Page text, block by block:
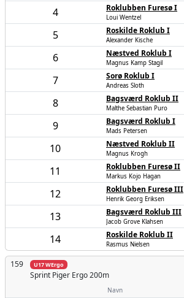
4 Roklubben Furesø I
Loui Wentzel
5 Roskilde Roklub I
Alexander Kische
6 Næstved Roklub I
Magnus Kamp Stagil
7 Sorø Roklub I
Andreas Sloth
8 Bagsværd Roklub II
Malthe Sebastian Puro
9 Bagsværd Roklub I
Mads Petersen
10 Næstved Roklub II
Magnus Krogh
11 Roklubben Furesø II
Markus Kojo Hagan
12 Roklubben Furesø III
Henrik Georg Eriksen
13 Bagsværd Roklub III
Jacob Grove Klahsen
14 Roskilde Roklub II
Rasmus Nielsen
159 U17 WErgo
Sprint Piger Ergo 200m
Navn